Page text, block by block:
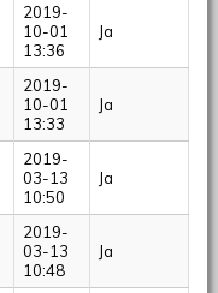
2019-
10-01
13:36
Ja
2019-
10-01
13:33
Ja
2019-
03-13
10:50
Ja
2019-
03-13
10:48
Ja